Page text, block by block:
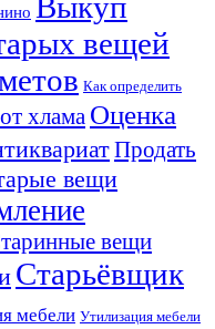
вещей
Как определить
хлама Оценка
Продать
вещи
вещи
Старьёвщик
мебели Утилизация мебели